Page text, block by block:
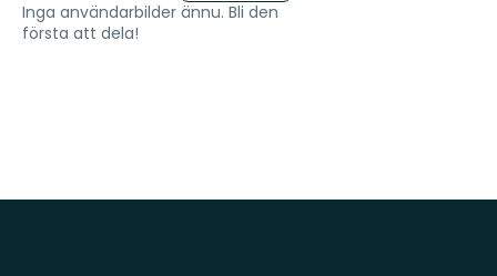
Inga användarbilder ännu. Bli den
första att dela!